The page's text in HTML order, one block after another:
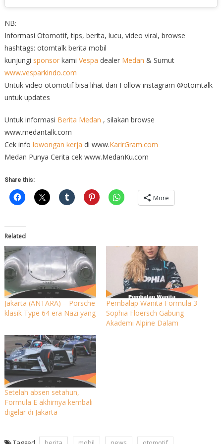
NB:
Informasi Otomotif, tips, berita, lucu, video viral, browse
hashtags: otomtalk berita mobil
kunjungi sponsorkami Vespa dealer Medan & Sumut
www.vesparkindo.com
Untuk video otomotif bisa lihat dan Follow instagram @otomtalk
untuk updates
Untuk informasi Berita Medan , silakan browse
www.medantalk.com
Cek info lowongan kerja di www.KarirGram.com
Medan Punya Cerita cek www.MedanKu.com
Share this:
More
Related
Jakarta (ANTARA) – Porsche
klasik Type 64 era Nazi yang
Pembalap Wanita Formula 3
Sophia Floersch Gabung
Akademi Alpine Dalam
Setelah absen setahun,
Formula E akhirnya kembali
digelar di Jakarta